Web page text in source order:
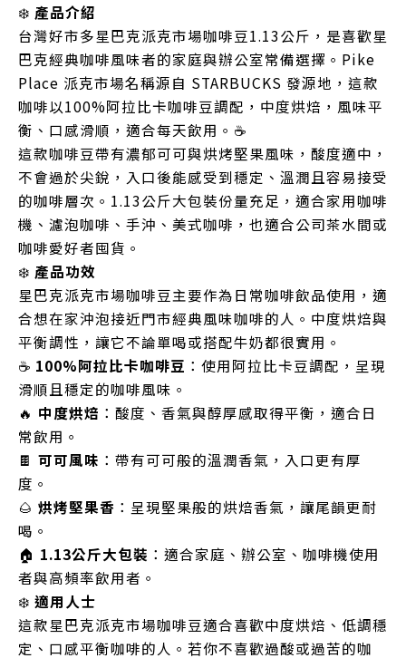
❄️ 產品介紹
台灣好市多星巴克派克市場咖啡豆1.13公斤，是喜歡星
巴克經典咖啡風味者的家庭與辦公室常備選擇。Pike
Place 派克市場名稱源自 STARBUCKS 發源地，這款
咖啡以100%阿拉比卡咖啡豆調配，中度烘焙，風味平
衡、口感滑順，適合每天飲用。☕
這款咖啡豆帶有濃郁可可與烘烤堅果風味，酸度適中，
不會過於尖銳，入口後能感受到穩定、溫潤且容易接受
的咖啡層次。1.13公斤大包裝份量充足，適合家用咖啡
機、濾泡咖啡、手沖、美式咖啡，也適合公司茶水間或
咖啡愛好者囤貨。
❄️ 產品功效
星巴克派克市場咖啡豆主要作為日常咖啡飲品使用，適
合想在家沖泡接近門市經典風味咖啡的人。中度烘焙與
平衡調性，讓它不論單喝或搭配牛奶都很實用。
☕ 100%阿拉比卡咖啡豆 ：使用阿拉比卡豆調配，呈現
滑順且穩定的咖啡風味。
🔥 中度烘焙 ：酸度、香氣與醇厚感取得平衡，適合日
常飲用。
🍫 可可風味 ：帶有可可般的溫潤香氣，入口更有厚
度。
🌰 烘烤堅果香 ：呈現堅果般的烘焙香氣，讓尾韻更耐
喝。
🏠 1.13公斤大包裝 ：適合家庭、辦公室、咖啡機使用
者與高頻率飲用者。
❄️ 適用人士
這款星巴克派克市場咖啡豆適合喜歡中度烘焙、低調穩
定、口感平衡咖啡的人。若你不喜歡過酸或過苦的咖